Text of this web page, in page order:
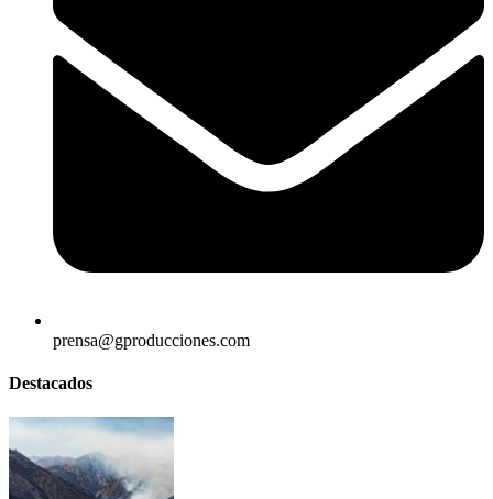
prensa@gproducciones.com
Destacados